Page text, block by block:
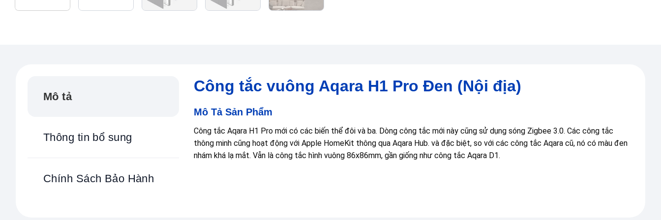
Mô tả
Thông tin bổ sung
Chính Sách Bảo Hành
Công tắc vuông Aqara H1 Pro Đen (Nội địa)
Mô Tả Sản Phẩm
Công tắc Aqara H1 Pro mới có các biến thể đôi và ba. Dòng công tắc mới này cũng sử dụng sóng Zigbee 3.0. Các công tắc
thông minh cũng hoạt động với Apple HomeKit thông qua Aqara Hub. và đặc biệt, so với các công tắc Aqara cũ, nó có màu đen
nhám khá lạ mắt. Vẫn là công tắc hình vuông 86x86mm, gần giống như công tắc Aqara D1.